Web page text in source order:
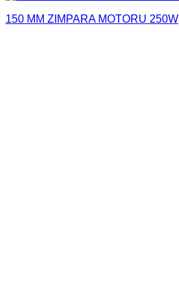
150 MM ZIMPARA MOTORU 250W